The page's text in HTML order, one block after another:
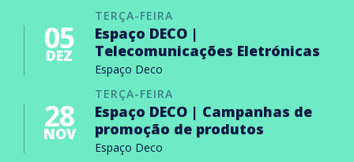
TERÇA-FEIRA
05
DEZ
Espaço DECO |
Telecomunicações Eletrónicas
Espaço Deco
TERÇA-FEIRA
28
NOV
Espaço DECO | Campanhas de
promoção de produtos
Espaço Deco